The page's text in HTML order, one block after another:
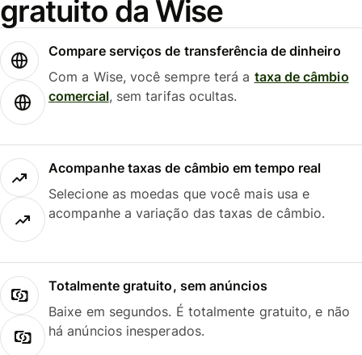
gratuito da Wise
Compare serviços de transferência de dinheiro
Com a Wise, você sempre terá a taxa de câmbio
comercial, sem tarifas ocultas.
Acompanhe taxas de câmbio em tempo real
Selecione as moedas que você mais usa e
acompanhe a variação das taxas de câmbio.
Totalmente gratuito, sem anúncios
Baixe em segundos. É totalmente gratuito, e não
há anúncios inesperados.